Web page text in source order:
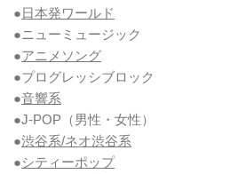
●日本発ワールド
●ニューミュージック
●アニメソング
●プログレッシブロック
●音響系
●J-POP（男性・女性）
●渋谷系/ネオ渋谷系
●シティーポップ